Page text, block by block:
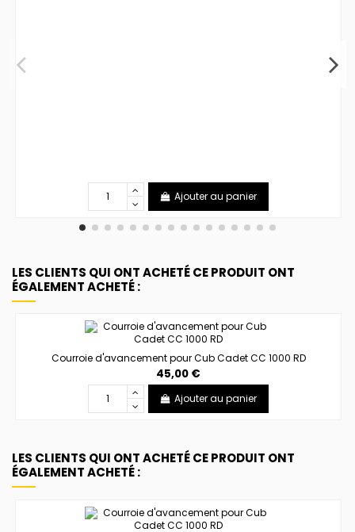
Ajouter au panier
LES CLIENTS QUI ONT ACHETÉ CE PRODUIT ONT
ÉGALEMENT ACHETÉ :
Courroie d'avancement pour Cub Cadet CC 1000 RD
45,00 €
Ajouter au panier
LES CLIENTS QUI ONT ACHETÉ CE PRODUIT ONT
ÉGALEMENT ACHETÉ :